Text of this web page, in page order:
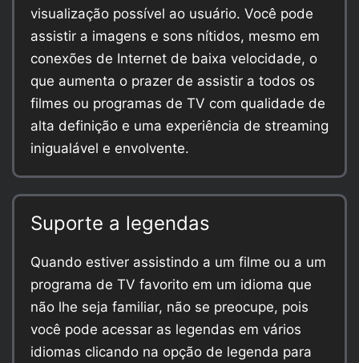
visualização possível ao usuário. Você pode
assistir a imagens e sons nítidos, mesmo em
conexões de Internet de baixa velocidade, o
que aumenta o prazer de assistir a todos os
filmes ou programas de TV com qualidade de
alta definição e uma experiência de streaming
inigualável e envolvente.
Suporte a legendas
Quando estiver assistindo a um filme ou a um
programa de TV favorito em um idioma que
não lhe seja familiar, não se preocupe, pois
você pode acessar as legendas em vários
idiomas clicando na opção de legenda para